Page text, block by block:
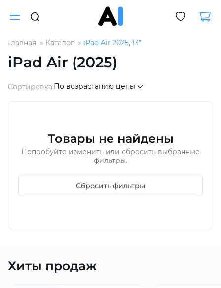
Главная Каталог iPad Air 2025, 13"
iPad Air (2025)
Сортировка:По возрастанию цены
Товары не найдены
Попробуйте изменить или сбросить выбранные
фильтры.
Сбросить фильтры
Хиты продаж
Разбейте
оплату
График платежей